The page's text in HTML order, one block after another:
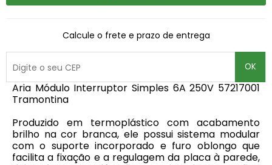
Calcule o frete e prazo de entrega
OK
Aria Módulo Interruptor Simples 6A 250V 57217001
Tramontina
Produzido em termoplástico com acabamento
brilho na cor branca, ele possui sistema modular
com o suporte incorporado e furo oblongo que
facilita a fixação e a regulagem da placa à parede,